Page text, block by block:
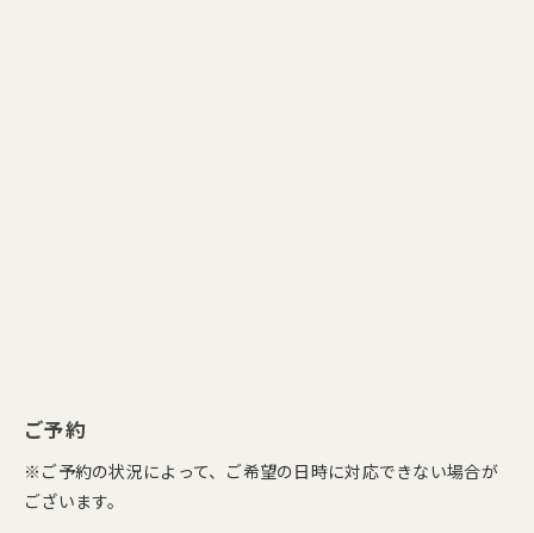
ご予約
※ご予約の状況によって、ご希望の日時に対応できない場合が
ございます。